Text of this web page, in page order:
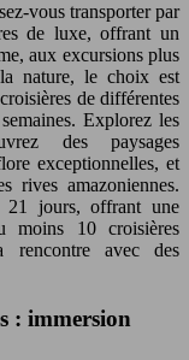
vous transporter par
de luxe, offrant un
aux excursions plus
nature, le choix est
de différentes
Explorez les
des paysages
exceptionnelles, et
rives amazoniennes.
21 jours, offrant une
moins 10 croisières
rencontre avec des
: immersion